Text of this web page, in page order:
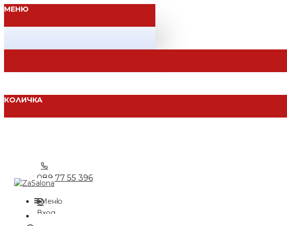
МЕНЮ
КОЛИЧКА
089 77 55 396
Вход
Меню